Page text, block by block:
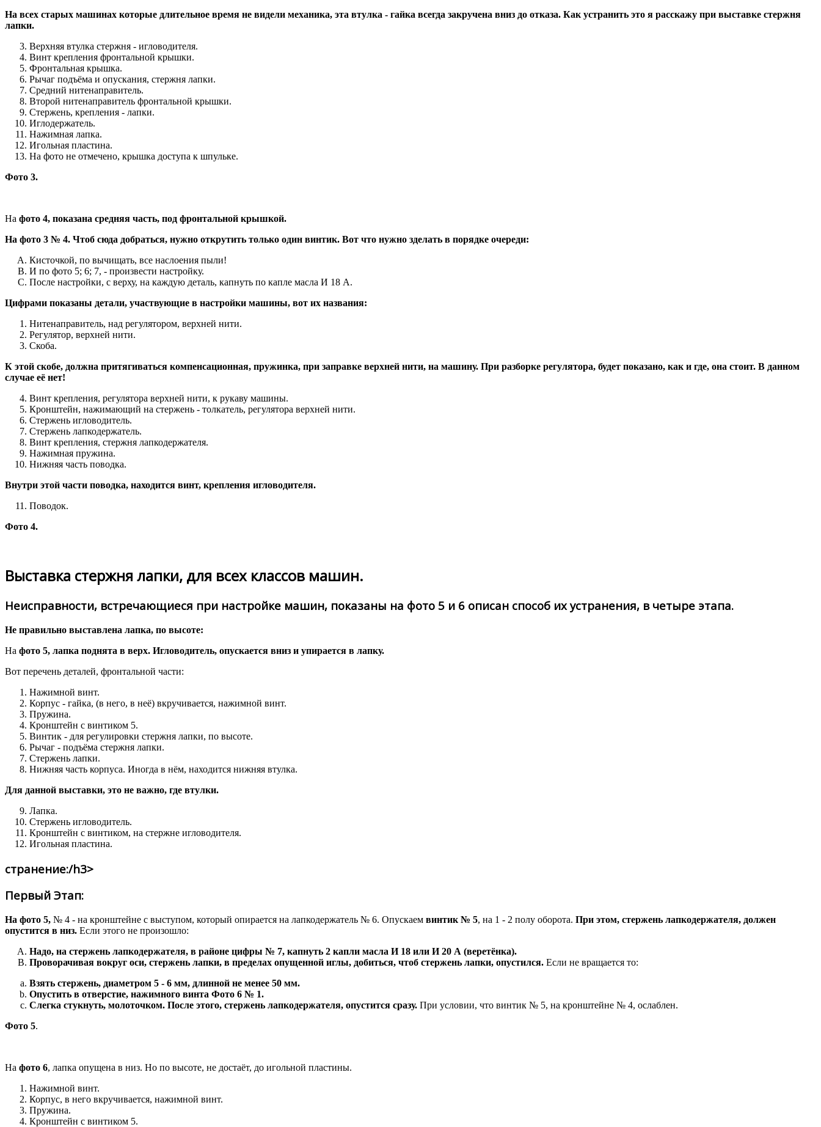
На всех старых машинах которые длительное время не видели механика, эта втулка - гайка всегда закручена вниз до отказа. Как устранить это я расскажу при выставке стержня
лапки.
Верхняя втулка стержня - игловодителя.
Винт крепления фронтальной крышки.
Фронтальная крышка.
Рычаг подъёма и опускания, стержня лапки.
Средний нитенаправитель.
Второй нитенаправитель фронтальной крышки.
Стержень, крепления - лапки.
Иглодержатель.
Нажимная лапка.
Игольная пластина.
На фото не отмечено, крышка доступа к шпульке.
Фото 3.
На фото 4, показана средняя часть, под фронтальной крышкой.
На фото 3 № 4. Чтоб сюда добраться, нужно открутить только один винтик. Вот что нужно зделать в порядке очереди:
Кисточкой, по вычищать, все наслоения пыли!
И по фото 5; 6; 7, - произвести настройку.
После настройки, с верху, на каждую деталь, капнуть по капле масла И 18 А.
Цифрами показаны детали, участвующие в настройки машины, вот их названия:
Нитенаправитель, над регулятором, верхней нити.
Регулятор, верхней нити.
Скоба.
К этой скобе, должна притягиваться компенсационная, пружинка, при заправке верхней нити, на машину. При разборке регулятора, будет показано, как и где, она стоит. В данном
случае её нет!
Винт крепления, регулятора верхней нити, к рукаву машины.
Кронштейн, нажимающий на стержень - толкатель, регулятора верхней нити.
Стержень игловодитель.
Стержень лапкодержатель.
Винт крепления, стержня лапкодержателя.
Нажимная пружина.
Нижняя часть поводка.
Внутри этой части поводка, находится винт, крепления игловодителя.
Поводок.
Фото 4.
Выставка стержня лапки, для всех классов машин.
Неисправности, встречающиеся при настройке машин, показаны на фото 5 и 6 описан способ их устранения, в четыре этапа.
Не правильно выставлена лапка, по высоте:
На фото 5, лапка поднята в верх. Игловодитель, опускается вниз и упирается в лапку.
Вот перечень деталей, фронтальной части:
Нажимной винт.
Корпус - гайка, (в него, в неё) вкручивается, нажимной винт.
Пружина.
Кронштейн с винтиком 5.
Винтик - для регулировки стержня лапки, по высоте.
Рычаг - подъёма стержня лапки.
Стержень лапки.
Нижняя часть корпуса. Иногда в нём, находится нижняя втулка.
Для данной выставки, это не важно, где втулки.
Лапка.
Стержень игловодитель.
Кронштейн с винтиком, на стержне игловодителя.
Игольная пластина.
странение:/h3>
Первый Этап:
На фото 5, № 4 - на кронштейне с выступом, который опирается на лапкодержатель № 6. Опускаем винтик № 5, на 1 - 2 полу оборота. При этом, стержень лапкодержателя, должен
опустится в низ. Если этого не произошло:
Надо, на стержень лапкодержателя, в районе цифры № 7, капнуть 2 капли масла И 18 или И 20 А (веретёнка).
Проворачивая вокруг оси, стержень лапки, в пределах опущенной иглы, добиться, чтоб стержень лапки, опустился. Если не вращается то:
Взять стержень, диаметром 5 - 6 мм, длинной не менее 50 мм.
Опустить в отверстие, нажимного винта Фото 6 № 1.
Слегка стукнуть, молоточком. После этого, стержень лапкодержателя, опустится сразу. При условии, что винтик № 5, на кронштейне № 4, ослаблен.
Фото 5.
На фото 6, лапка опущена в низ. Но по высоте, не достаёт, до игольной пластины.
Нажимной винт.
Корпус, в него вкручивается, нажимной винт.
Пружина.
Кронштейн с винтиком 5.